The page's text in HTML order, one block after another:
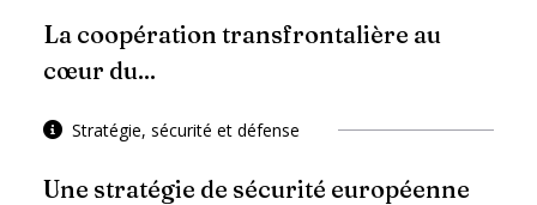
La coopération transfrontalière au
cœur du...
Stratégie, sécurité et défense
Une stratégie de sécurité européenne